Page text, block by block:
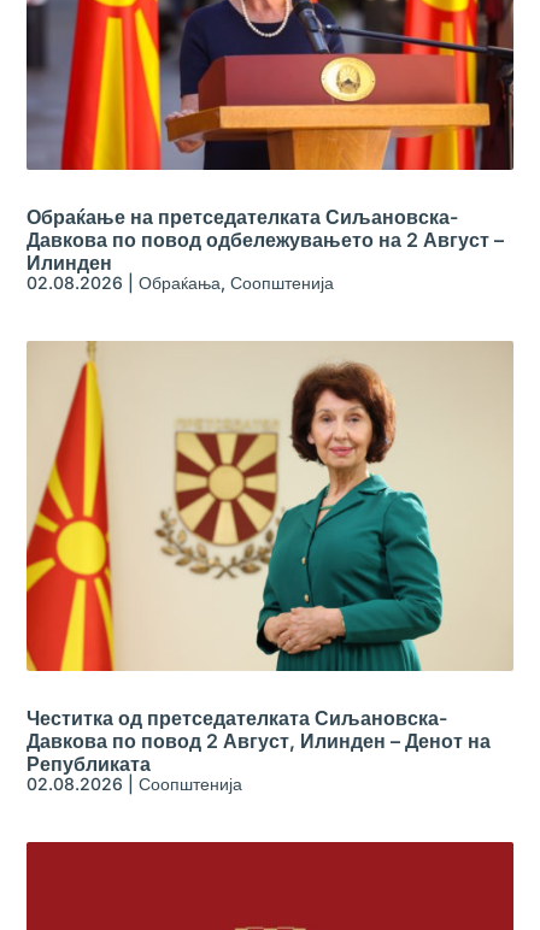
Обраќање на претседателката Сиљановска-
Давкова по повод одбележувањето на 2 Август –
Илинден
02.08.2026 |Обраќања,Соопштенија
Честитка од претседателката Сиљановска-
Давкова по повод 2 Август, Илинден – Денот на
Републиката
02.08.2026 |Соопштенија